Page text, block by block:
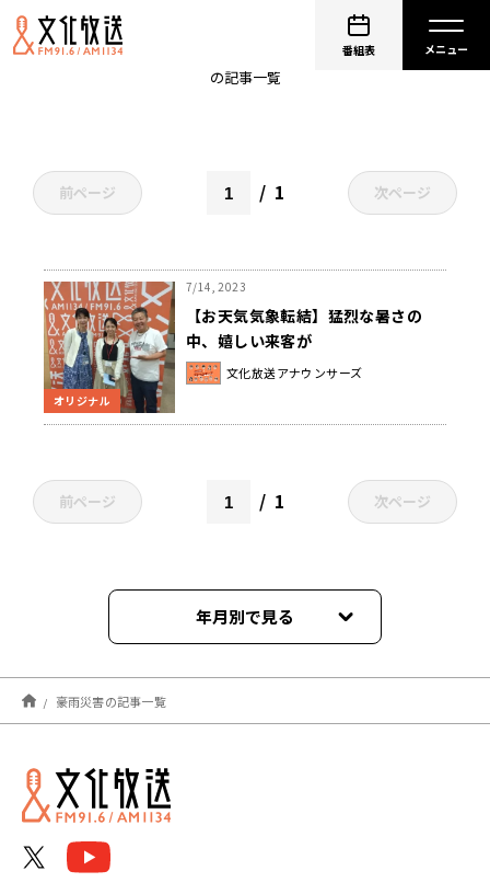
番組表
の記事一覧
前ページ 1 次ページ
オリジナル
7/14, 2023
【お天気気象転結】猛烈な暑さの
中、嬉しい来客が
文化放送アナウンサーズ
前ページ 1 次ページ
年月別で見る
2026年06月
2024年09月
2023年07月
豪雨災害の記事一覧